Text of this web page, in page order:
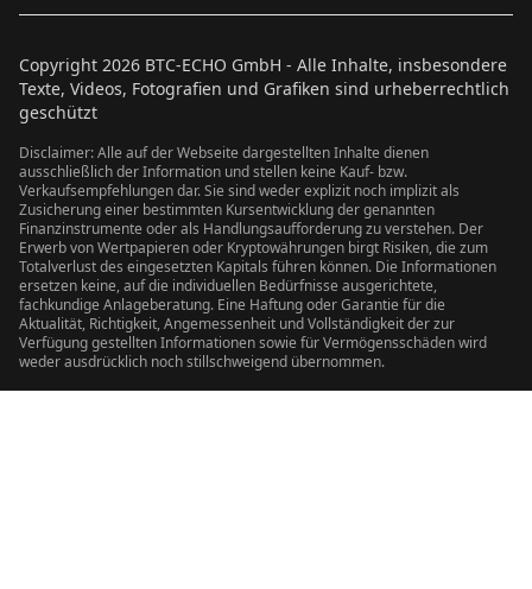
Copyright 2026 BTC-ECHO GmbH - Alle Inhalte, insbesondere
Texte, Videos, Fotografien und Grafiken sind urheberrechtlich
geschützt
Disclaimer: Alle auf der Webseite dargestellten Inhalte dienen
ausschließlich der Information und stellen keine Kauf- bzw.
Verkaufsempfehlungen dar. Sie sind weder explizit noch implizit als
Zusicherung einer bestimmten Kursentwicklung der genannten
Finanzinstrumente oder als Handlungsaufforderung zu verstehen. Der
Erwerb von Wertpapieren oder Kryptowährungen birgt Risiken, die zum
Totalverlust des eingesetzten Kapitals führen können. Die Informationen
ersetzen keine, auf die individuellen Bedürfnisse ausgerichtete,
fachkundige Anlageberatung. Eine Haftung oder Garantie für die
Aktualität, Richtigkeit, Angemessenheit und Vollständigkeit der zur
Verfügung gestellten Informationen sowie für Vermögensschäden wird
weder ausdrücklich noch stillschweigend übernommen.